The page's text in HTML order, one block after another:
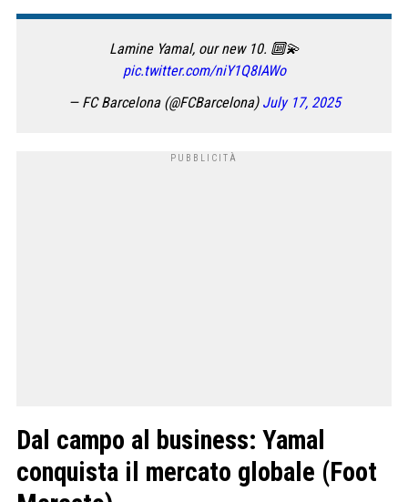
Lamine Yamal, our new 10. 🔟💫
pic.twitter.com/niY1Q8IAWo
— FC Barcelona (@FCBarcelona) July 17, 2025
Dal campo al business: Yamal
conquista il mercato globale (Foot